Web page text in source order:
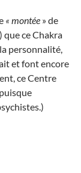
« montée » de
ce Chakra
personnalité,
et font encore
ce Centre